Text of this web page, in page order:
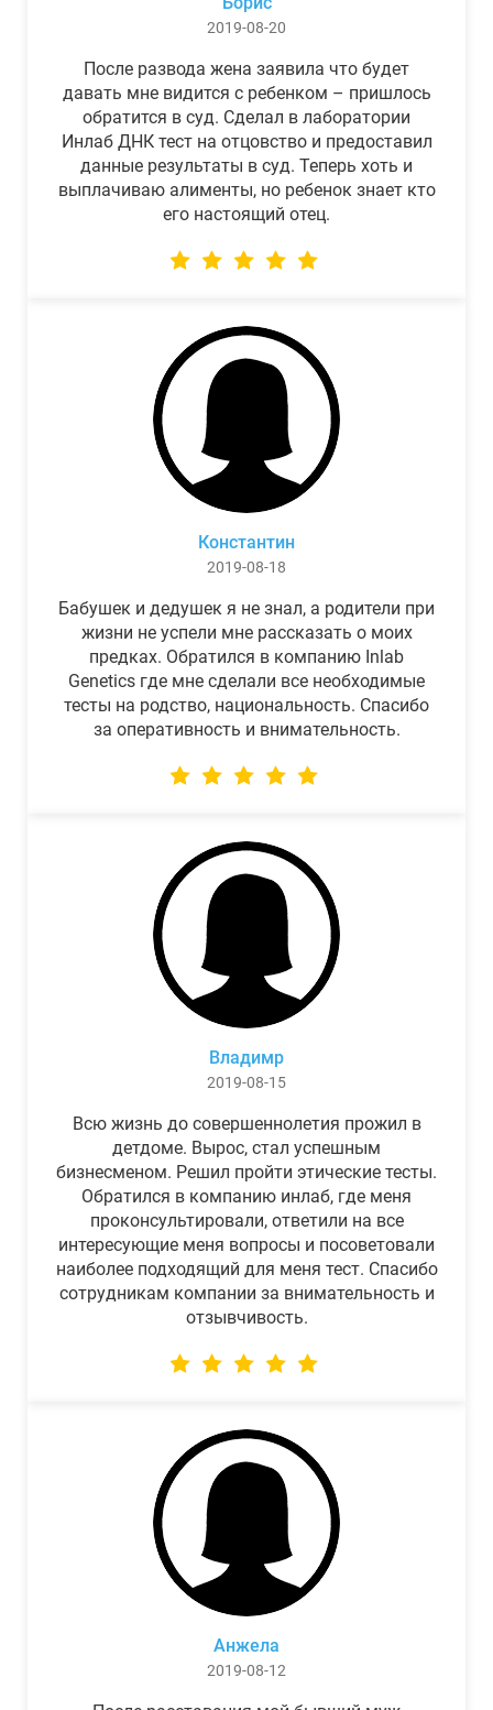
2019-08-20
После развода жена заявила что будет
давать мне видится с ребенком – пришлось
обратится в суд. Сделал в лаборатории
Инлаб ДНК тест на отцовство и предоставил
данные результаты в суд. Теперь хоть и
выплачиваю алименты, но ребенок знает кто
его настоящий отец.
Константин
2019-08-18
Бабушек и дедушек я не знал, а родители при
жизни не успели мне рассказать о моих
предках. Обратился в компанию Inlab
Genetics где мне сделали все необходимые
тесты на родство, национальность. Спасибо
за оперативность и внимательность.
Владимр
2019-08-15
Всю жизнь до совершеннолетия прожил в
детдоме. Вырос, стал успешным
бизнесменом. Решил пройти этические тесты.
Обратился в компанию инлаб, где меня
проконсультировали, ответили на все
интересующие меня вопросы и посоветовали
наиболее подходящий для меня тест. Спасибо
сотрудникам компании за внимательность и
отзывчивость.
Анжела
2019-08-12